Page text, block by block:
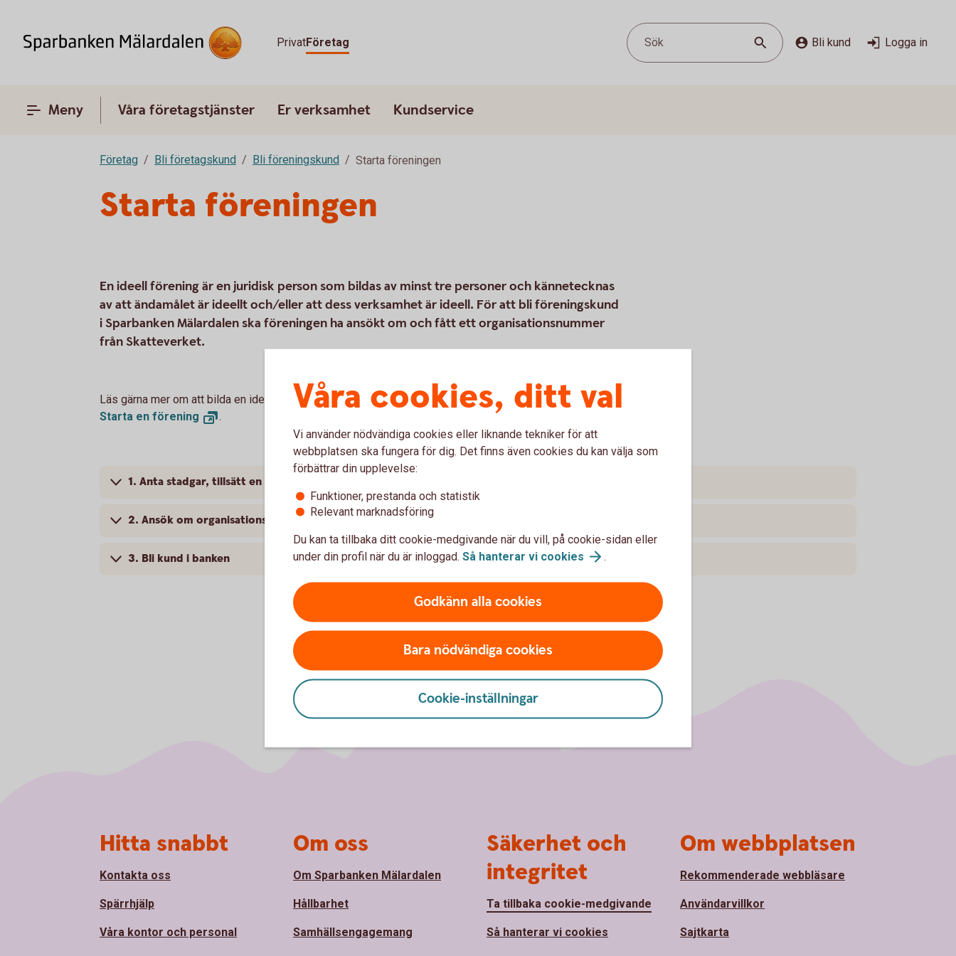
PrivatFöretag Sök Bli kund Logga in
Meny Våra företagstjänster Er verksamhet Kundservice
Företag Bli företagskund Bli föreningskund Starta föreningen
Starta föreningen
En ideell förening är en juridisk person som bildas av minst tre personer och kännetecknas
av att ändamålet är ideellt och/eller att dess verksamhet är ideell. För att bli föreningskund
i Sparbanken Mälardalen ska föreningen ha ansökt om och fått ett organisationsnummer
från Skatteverket.
Läs gärna mer om att bilda en ideell förening på Skatteverkets webbplats.
Starta en förening .
1. Anta stadgar, tillsätt en styrelse och utse företrädare
2. Ansök om organisationsnummer
3. Bli kund i banken
Våra cookies, ditt val
Vi använder nödvändiga cookies eller liknande tekniker för att
webbplatsen ska fungera för dig. Det finns även cookies du kan välja som
förbättrar din upplevelse:
Funktioner, prestanda och statistik
Relevant marknadsföring
Du kan ta tillbaka ditt cookie-medgivande när du vill, på cookie-sidan eller
under din profil när du är inloggad. Så hanterar vi cookies .
Godkänn alla cookies
Bara nödvändiga cookies
Cookie-inställningar
Hitta snabbt
Kontakta oss
Spärrhjälp
Våra kontor och personal
Om oss
Om Sparbanken Mälardalen
Hållbarhet
Samhällsengagemang
Säkerhet och
integritet
Ta tillbaka cookie-medgivande
Så hanterar vi cookies
Om webbplatsen
Rekommenderade webbläsare
Användarvillkor
Sajtkarta